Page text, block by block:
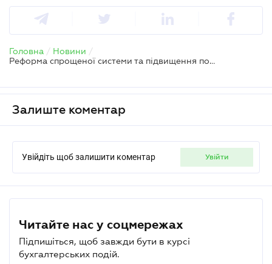
Головна / Новини /
Реформа спрощеної системи та підвищення податків для ФОП – Мінфін підтвердив
Залиште коментар
Увійдіть щоб залишити коментар увійти
Читайте нас у соцмережах
Підпишіться, щоб завжди бути в курсі
бухгалтерських подій.